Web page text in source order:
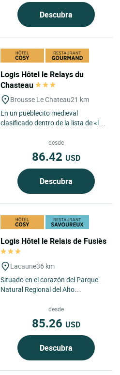
Descubra
Logis Hôtel le Relays du
Chasteau
Brousse Le Chateau21 km
En un pueblecito medieval
clasificado dentro de la lista de «los
("plus beaux villages...
desde
86.42 USD
Descubra
Logis Hôtel le Relais de Fusiès
Lacaune36 km
Situado en el corazón del Parque
Natural Regional del Alto
Tarn, Le Relais de Fusiès goza...
desde
85.26 USD
Descubra